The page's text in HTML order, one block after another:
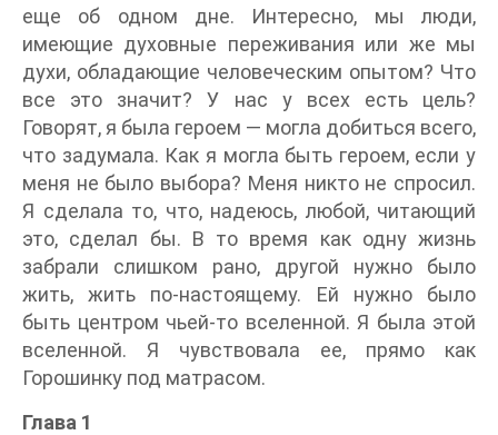
еще об одном дне. Интересно, мы люди,
имеющие духовные переживания или же мы
духи, обладающие человеческим опытом? Что
все это значит? У нас у всех есть цель?
Говорят, я была героем — могла добиться всего,
что задумала. Как я могла быть героем, если у
меня не было выбора? Меня никто не спросил.
Я сделала то, что, надеюсь, любой, читающий
это, сделал бы. В то время как одну жизнь
забрали слишком рано, другой нужно было
жить, жить по-настоящему. Ей нужно было
быть центром чьей-то вселенной. Я была этой
вселенной. Я чувствовала ее, прямо как
Горошинку под матрасом.
Глава 1